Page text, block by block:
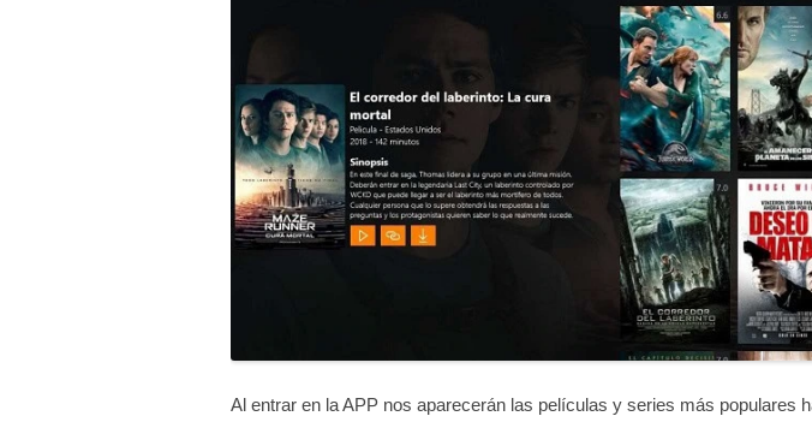
Al entrar en la APP nos aparecerán las películas y series más populares